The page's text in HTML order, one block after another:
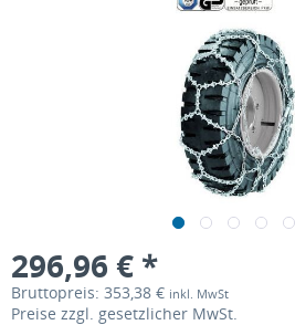
296,96 € *
Bruttopreis: 353,38 € inkl. MwSt
Preise zzgl. gesetzlicher MwSt.